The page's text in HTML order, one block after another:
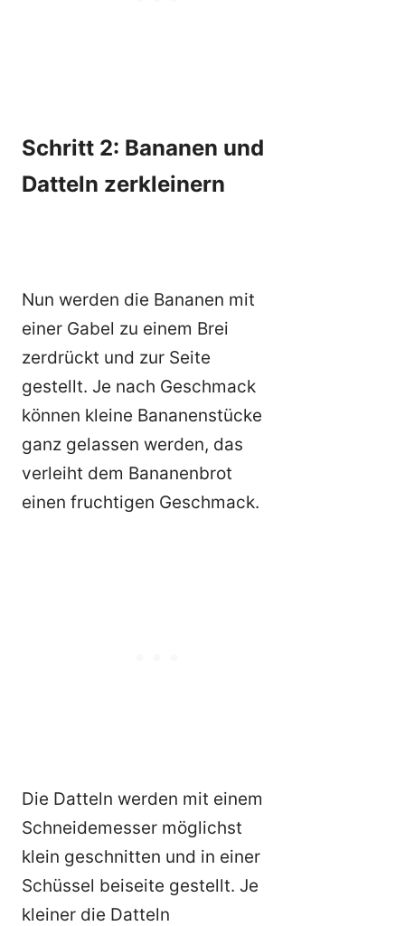
Schritt 2: Bananen und
Datteln zerkleinern
Nun werden die Bananen mit
einer Gabel zu einem Brei
zerdrückt und zur Seite
gestellt. Je nach Geschmack
können kleine Bananenstücke
ganz gelassen werden, das
verleiht dem Bananenbrot
einen fruchtigen Geschmack.
Die Datteln werden mit einem
Schneidemesser möglichst
klein geschnitten und in einer
Schüssel beiseite gestellt. Je
kleiner die Datteln